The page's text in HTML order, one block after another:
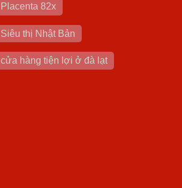
Placenta 82x
Siêu thị Nhật Bản
cửa hàng tiện lợi ở đà lạt